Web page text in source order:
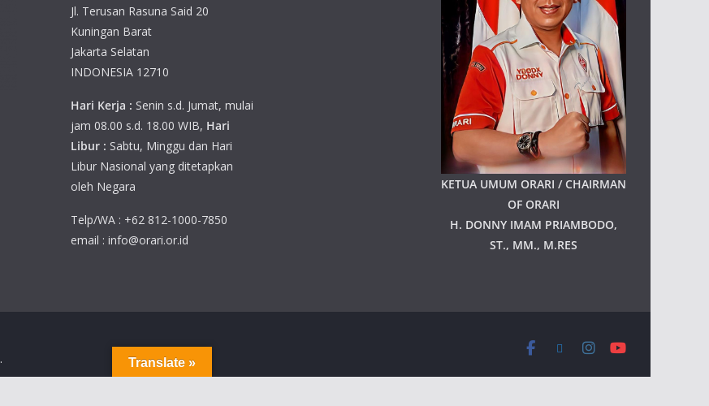
Jl. Terusan Rasuna Said 20
Kuningan Barat
Jakarta Selatan
INDONESIA 12710
Hari Kerja : Senin s.d. Jumat, mulai
jam 08.00 s.d. 18.00 WIB, Hari
Libur : Sabtu, Minggu dan Hari
Libur Nasional yang ditetapkan
oleh Negara
Telp/WA : +62 812-1000-7850
email : info@orari.or.id
KETUA UMUM ORARI / CHAIRMAN
OF ORARI
H. DONNY IMAM PRIAMBODO,
ST., MM., M.RES
. Translate »